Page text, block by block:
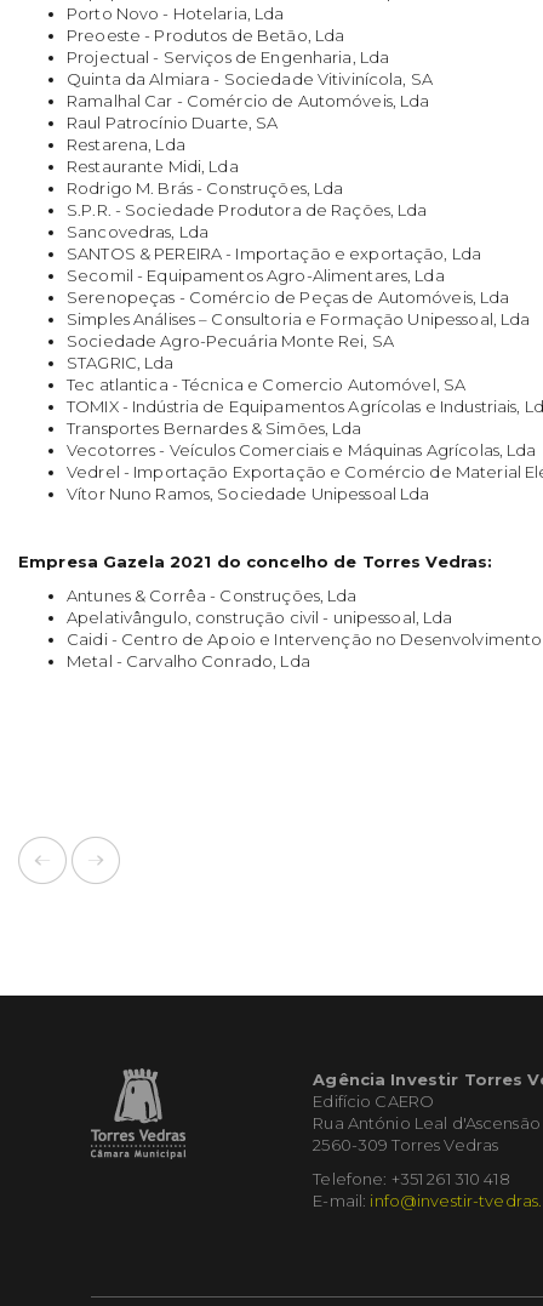
Porto Novo - Hotelaria, Lda
Preoeste - Produtos de Betão, Lda
Projectual - Serviços de Engenharia, Lda
Quinta da Almiara - Sociedade Vitivinícola, SA
Ramalhal Car - Comércio de Automóveis, Lda
Raul Patrocínio Duarte, SA
Restarena, Lda
Restaurante Midi, Lda
Rodrigo M. Brás - Construções, Lda
S.P.R. - Sociedade Produtora de Rações, Lda
Sancovedras, Lda
SANTOS & PEREIRA - Importação e exportação, Lda
Secomil - Equipamentos Agro-Alimentares, Lda
Serenopeças - Comércio de Peças de Automóveis, Lda
Simples Análises – Consultoria e Formação Unipessoal, Lda
Sociedade Agro-Pecuária Monte Rei, SA
STAGRIC, Lda
Tec atlantica - Técnica e Comercio Automóvel, SA
TOMIX - Indústria de Equipamentos Agrícolas e Industriais,
Transportes Bernardes & Simões, Lda
Vecotorres - Veículos Comerciais e Máquinas Agrícolas, Lda
Vedrel - Importação Exportação e Comércio de Material
Vítor Nuno Ramos, Sociedade Unipessoal Lda
Empresa Gazela 2021 do concelho de Torres Vedras:
Antunes & Corrêa - Construções, Lda
Apelativângulo, construção civil - unipessoal, Lda
Caidi - Centro de Apoio e Intervenção no Desenvolvimento
Metal - Carvalho Conrado, Lda
Agência Investir Torres
Edifício CAERO
Rua António Leal d'Ascensão
2560-309 Torres Vedras
Telefone: +351 261 310 418
E-mail: info@investir-